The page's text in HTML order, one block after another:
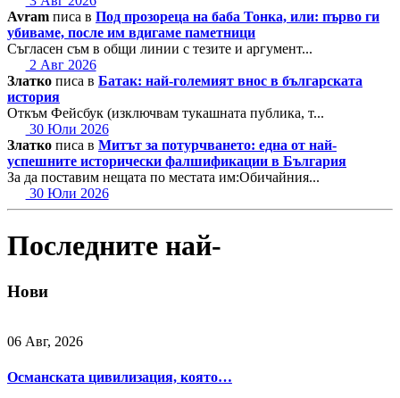
Avram писа в Под прозореца на баба Тонка, или: първо ги
убиваме, после им вдигаме паметници
Съгласен съм в общи линии с тезите и аргумент...
2 Авг 2026
Златко писа в Батак: най-големият внос в българската
история
Откъм Фейсбук (изключвам тукашната публика, т...
30 Юли 2026
Златко писа в Митът за потурчването: една от най-
успешните исторически фалшификации в България
За да поставим нещата по местата им:Обичайния...
30 Юли 2026
Последните най-
Нови
06 Авг, 2026
Османската цивилизация, която…